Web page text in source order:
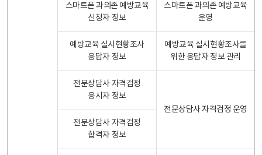
스마트폰 과의존 예방교육
신청자 정보
스마트폰 과의존 예방교육
운영
예방교육 실시현황조사
응답자 정보
예방교육 실시현황조사를
위한 응답자 정보 관리
전문상담사 자격검정
응시자 정보
전문상담사 자격검정 운영
전문상담사 자격검정
합격자 정보